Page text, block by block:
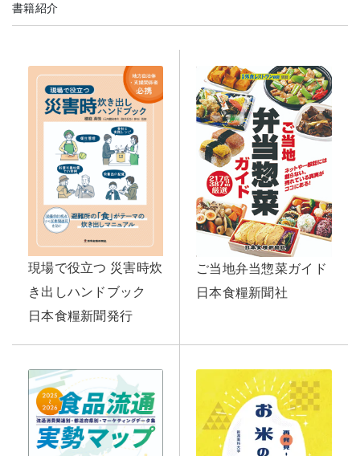
書籍紹介
現場で役立つ 災害時炊
き出しハンドブック
日本食糧新聞発行
ご当地弁当惣菜ガイド
日本食糧新聞社